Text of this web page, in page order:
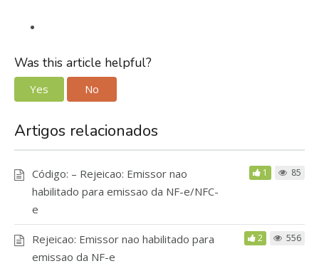
Was this article helpful?
Yes No
Artigos relacionados
Código: – Rejeicao: Emissor nao
habilitado para emissao da NF-e/NFC-
e
1 85
Rejeicao: Emissor nao habilitado para
emissao da NF-e
2 556